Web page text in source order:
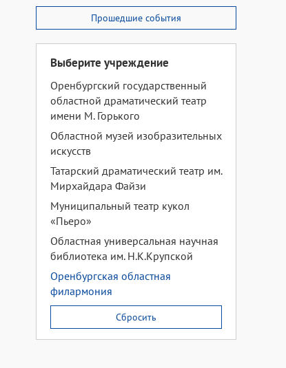
Прошедшие события
Выберите учреждение
Оренбургский государственный
областной драматический театр
имени М. Горького
Областной музей изобразительных
искусств
Татарский драматический театр им.
Мирхайдара Файзи
Муниципальный театр кукол
«Пьеро»
Областная универсальная научная
библиотека им. Н.К.Крупской
Оренбургская областная
филармония
Сбросить